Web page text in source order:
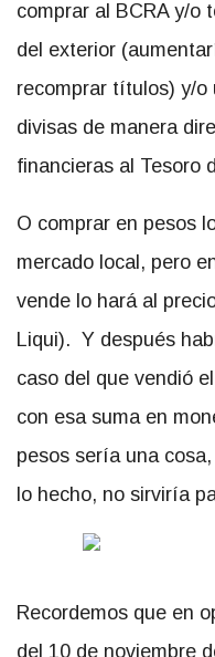
comprar al BCRA y/o
del exterior
recomprar títulos) y/o
divisas de manera
financieras al Tesoro
O comprar en pesos
mercado local, pero
vende lo hará al
Liqui). Y después
caso del que vendió
con esa suma en
pesos sería una
lo hecho, no sirviría
Recordemos que en
del 10 de noviembre